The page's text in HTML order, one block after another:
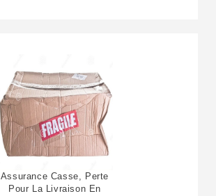
Assurance Casse, Perte
Pour La Livraison En